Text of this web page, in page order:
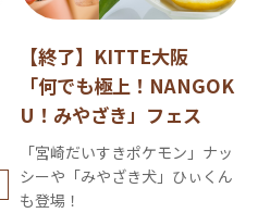
【終了】KITTE大阪
「何でも極上！NANGOK
U！みやざき」フェス
「宮崎だいすきポケモン」ナッ
シーや「みやざき犬」ひぃくん
も登場！